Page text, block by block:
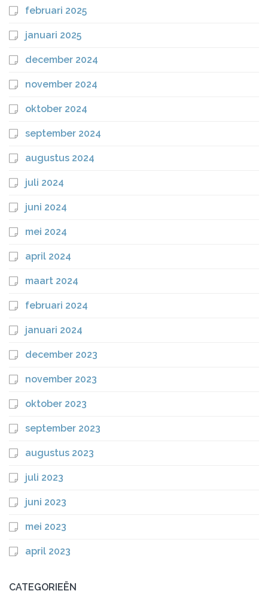
februari 2025
januari 2025
december 2024
november 2024
oktober 2024
september 2024
augustus 2024
juli 2024
juni 2024
mei 2024
april 2024
maart 2024
februari 2024
januari 2024
december 2023
november 2023
oktober 2023
september 2023
augustus 2023
juli 2023
juni 2023
mei 2023
april 2023
CATEGORIEËN